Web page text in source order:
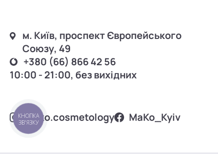
м. Київ, проспект Європейського
Союзу, 49
+380 (66) 866 42 56
10:00 - 21:00, без вихідних
mako.cosmetology MаKo_Kyiv
КНОПКА
ЗВ'ЯЗКУ